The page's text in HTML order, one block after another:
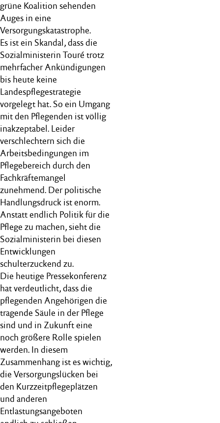
grüne Koalition sehenden
Auges in eine
Versorgungskatastrophe.
Es ist ein Skandal, dass die
Sozialministerin Touré trotz
mehrfacher Ankündigungen
bis heute keine
Landespflegestrategie
vorgelegt hat. So ein Umgang
mit den Pflegenden ist völlig
inakzeptabel. Leider
verschlechtern sich die
Arbeitsbedingungen im
Pflegebereich durch den
Fachkräftemangel
zunehmend. Der politische
Handlungsdruck ist enorm.
Anstatt endlich Politik für die
Pflege zu machen, sieht die
Sozialministerin bei diesen
Entwicklungen
schulterzuckend zu.
Die heutige Pressekonferenz
hat verdeutlicht, dass die
pflegenden Angehörigen die
tragende Säule in der Pflege
sind und in Zukunft eine
noch größere Rolle spielen
werden. In diesem
Zusammenhang ist es wichtig,
die Versorgungslücken bei
den Kurzzeitpflegeplätzen
und anderen
Entlastungsangeboten